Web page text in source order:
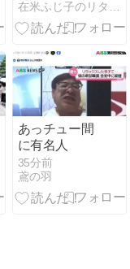
液検査・GLP-
1製剤が切り
の未来
あっチュー間
に有名人
35分前
鳶の羽